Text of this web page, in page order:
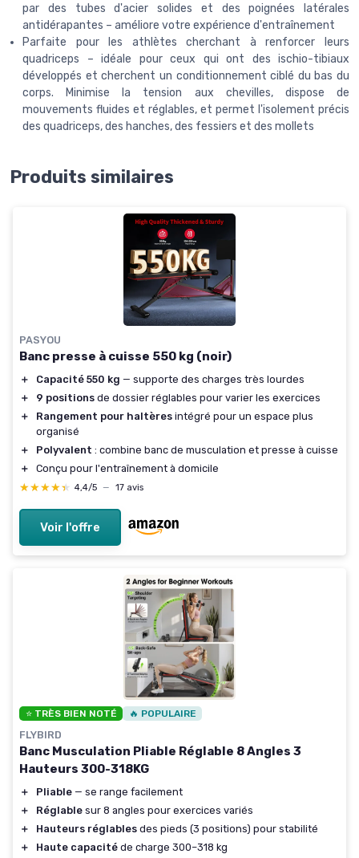
par des tubes d'acier solides et des poignées latérales
antidérapantes – améliore votre expérience d'entraînement
Parfaite pour les athlètes cherchant à renforcer leurs
quadriceps – idéale pour ceux qui ont des ischio-tibiaux
développés et cherchent un conditionnement ciblé du bas du
corps. Minimise la tension aux chevilles, dispose de
mouvements fluides et réglables, et permet l'isolement précis
des quadriceps, des hanches, des fessiers et des mollets
Produits similaires
PASYOU
Banc presse à cuisse 550 kg (noir)
＋ Capacité 550 kg — supporte des charges très lourdes
＋
9 positions de dossier réglables pour varier les exercices
＋
Rangement pour haltères intégré pour un espace plus
organisé
＋
Polyvalent : combine banc de musculation et presse à cuisse
＋
Conçu pour l'entraînement à domicile
★★★★★
★★★★★ 4,4/5 — 17 avis
Voir l'offre
⭐ TRÈS BIEN NOTÉ 🔥 POPULAIRE
FLYBIRD
Banc Musculation Pliable Réglable 8 Angles 3
Hauteurs 300-318KG
＋ Pliable — se range facilement
＋
Réglable sur 8 angles pour exercices variés
＋
Hauteurs réglables des pieds (3 positions) pour stabilité
＋
Haute capacité de charge 300–318 kg